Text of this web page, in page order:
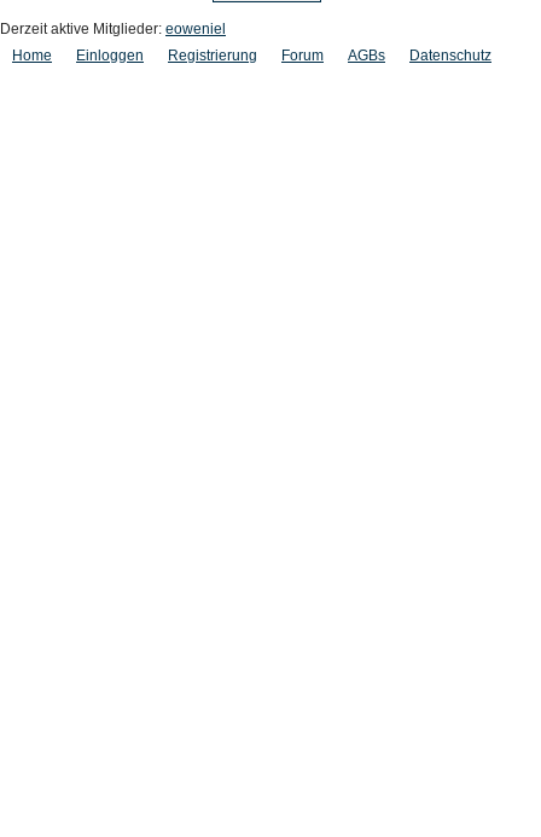
Derzeit aktive Mitglieder: eoweniel
Home
Einloggen Registrierung Forum AGBs Datenschutz